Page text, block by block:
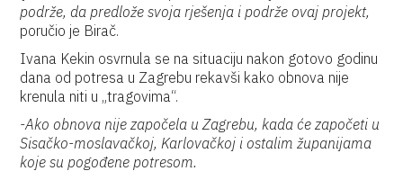
podrže, da predlože svoja rješenja i podrže ovaj projekt,
poručio je Birač.
Ivana Kekin osvrnula se na situaciju nakon gotovo godinu
dana od potresa u Zagrebu rekavši kako obnova nije
krenula niti u „tragovima“.
-Ako obnova nije započela u Zagrebu, kada će započeti u
Sisačko-moslavačkoj, Karlovačkoj i ostalim županijama
koje su pogođene potresom.